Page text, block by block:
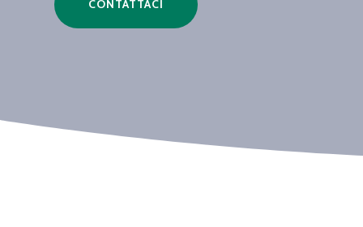
CONTATTACI